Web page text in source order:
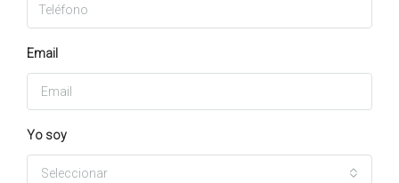
Email
Yo soy
Seleccionar